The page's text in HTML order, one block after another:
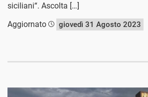
siciliani“. Ascolta […]
Aggiornato
giovedì 31 Agosto 2023